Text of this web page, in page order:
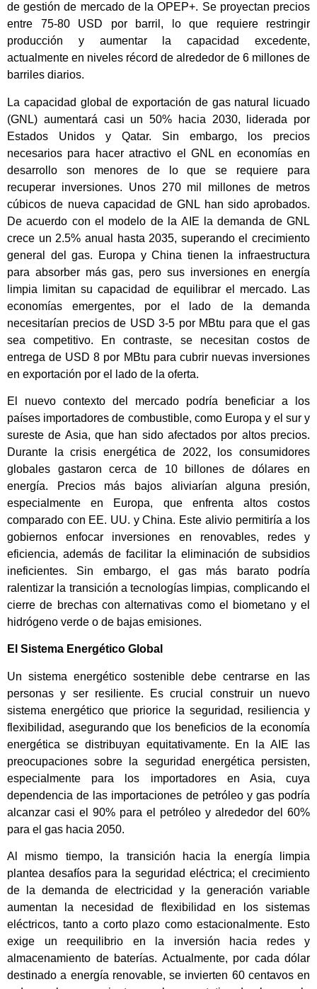
de gestión de mercado de la OPEP+. Se proyectan precios
entre 75-80 USD por barril, lo que requiere restringir
producción y aumentar la capacidad excedente,
actualmente en niveles récord de alrededor de 6 millones de
barriles diarios.
La capacidad global de exportación de gas natural licuado
(GNL) aumentará casi un 50% hacia 2030, liderada por
Estados Unidos y Qatar. Sin embargo, los precios
necesarios para hacer atractivo el GNL en economías en
desarrollo son menores de lo que se requiere para
recuperar inversiones. Unos 270 mil millones de metros
cúbicos de nueva capacidad de GNL han sido aprobados.
De acuerdo con el modelo de la AIE la demanda de GNL
crece un 2.5% anual hasta 2035, superando el crecimiento
general del gas. Europa y China tienen la infraestructura
para absorber más gas, pero sus inversiones en energía
limpia limitan su capacidad de equilibrar el mercado. Las
economías emergentes, por el lado de la demanda
necesitarían precios de USD 3-5 por MBtu para que el gas
sea competitivo. En contraste, se necesitan costos de
entrega de USD 8 por MBtu para cubrir nuevas inversiones
en exportación por el lado de la oferta.
El nuevo contexto del mercado podría beneficiar a los
países importadores de combustible, como Europa y el sur y
sureste de Asia, que han sido afectados por altos precios.
Durante la crisis energética de 2022, los consumidores
globales gastaron cerca de 10 billones de dólares en
energía. Precios más bajos aliviarían alguna presión,
especialmente en Europa, que enfrenta altos costos
comparado con EE. UU. y China. Este alivio permitiría a los
gobiernos enfocar inversiones en renovables, redes y
eficiencia, además de facilitar la eliminación de subsidios
ineficientes. Sin embargo, el gas más barato podría
ralentizar la transición a tecnologías limpias, complicando el
cierre de brechas con alternativas como el biometano y el
hidrógeno verde o de bajas emisiones.
El Sistema Energético Global
Un sistema energético sostenible debe centrarse en las
personas y ser resiliente. Es crucial construir un nuevo
sistema energético que priorice la seguridad, resiliencia y
flexibilidad, asegurando que los beneficios de la economía
energética se distribuyan equitativamente. En la AIE las
preocupaciones sobre la seguridad energética persisten,
especialmente para los importadores en Asia, cuya
dependencia de las importaciones de petróleo y gas podría
alcanzar casi el 90% para el petróleo y alrededor del 60%
para el gas hacia 2050.
Al mismo tiempo, la transición hacia la energía limpia
plantea desafíos para la seguridad eléctrica; el crecimiento
de la demanda de electricidad y la generación variable
aumentan la necesidad de flexibilidad en los sistemas
eléctricos, tanto a corto plazo como estacionalmente. Esto
exige un reequilibrio en la inversión hacia redes y
almacenamiento de baterías. Actualmente, por cada dólar
destinado a energía renovable, se invierten 60 centavos en